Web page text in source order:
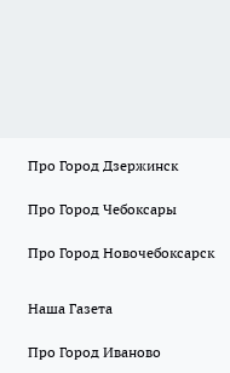
Про Город Дзержинск
Про Город Чебоксары
Про Город Новочебоксарск
Наша Газета
Про Город Иваново